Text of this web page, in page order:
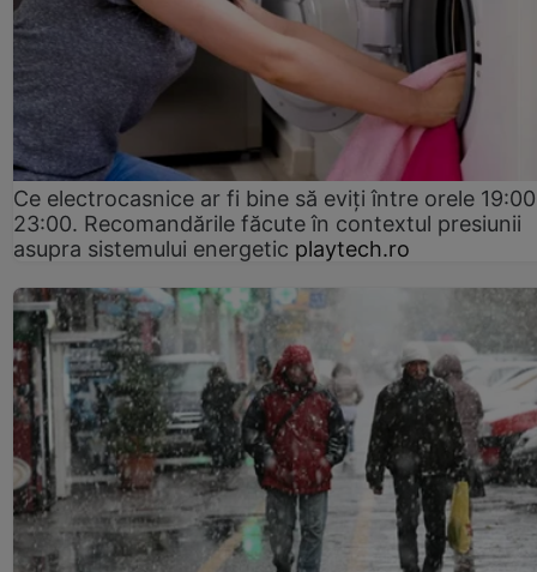
Ce electrocasnice ar fi bine să eviți între orele
23:00. Recomandările făcute în contextul presiunii
asupra sistemului energetic playtech.ro